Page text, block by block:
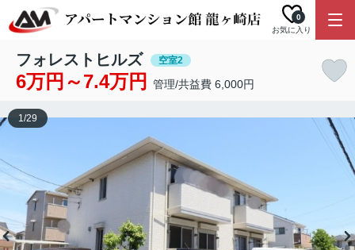
お気に入り
0
フォレストヒルズ 空室2
6万円～7.4万円 管理/共益費 6,000円
1/29